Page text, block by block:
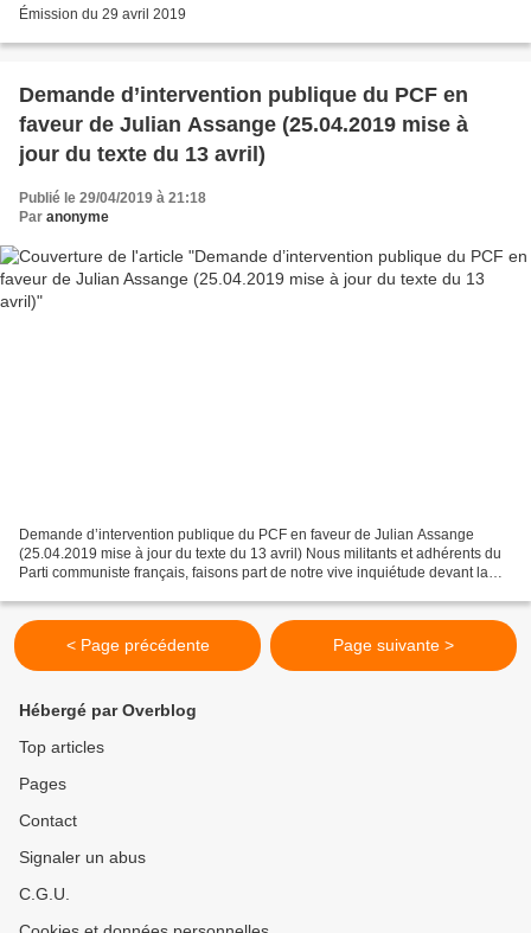
Émission du 29 avril 2019
Demande d’intervention publique du PCF en
faveur de Julian Assange (25.04.2019 mise à
jour du texte du 13 avril)
Publié le 29/04/2019 à 21:18
Par anonyme
Demande d’intervention publique du PCF en faveur de Julian Assange
(25.04.2019 mise à jour du texte du 13 avril) Nous militants et adhérents du
Parti communiste français, faisons part de notre vive inquiétude devant la
< Page précédente Page suivante >
Hébergé par Overblog
Top articles
Pages
Contact
Signaler un abus
C.G.U.